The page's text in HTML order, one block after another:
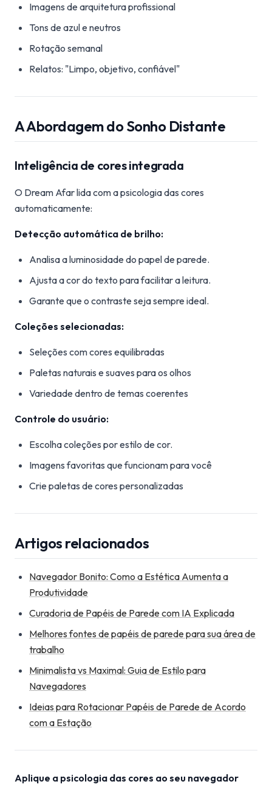
Imagens de arquitetura profissional
Tons de azul e neutros
Rotação semanal
Relatos: "Limpo, objetivo, confiável"
A Abordagem do Sonho Distante
Inteligência de cores integrada
O Dream Afar lida com a psicologia das cores
automaticamente:
Detecção automática de brilho:
Analisa a luminosidade do papel de parede.
Ajusta a cor do texto para facilitar a leitura.
Garante que o contraste seja sempre ideal.
Coleções selecionadas:
Seleções com cores equilibradas
Paletas naturais e suaves para os olhos
Variedade dentro de temas coerentes
Controle do usuário:
Escolha coleções por estilo de cor.
Imagens favoritas que funcionam para você
Crie paletas de cores personalizadas
Artigos relacionados
Navegador Bonito: Como a Estética Aumenta a
Produtividade
Curadoria de Papéis de Parede com IA Explicada
Melhores fontes de papéis de parede para sua área de
trabalho
Minimalista vs Maximal: Guia de Estilo para
Navegadores
Ideias para Rotacionar Papéis de Parede de Acordo
com a Estação
Aplique a psicologia das cores ao seu navegador